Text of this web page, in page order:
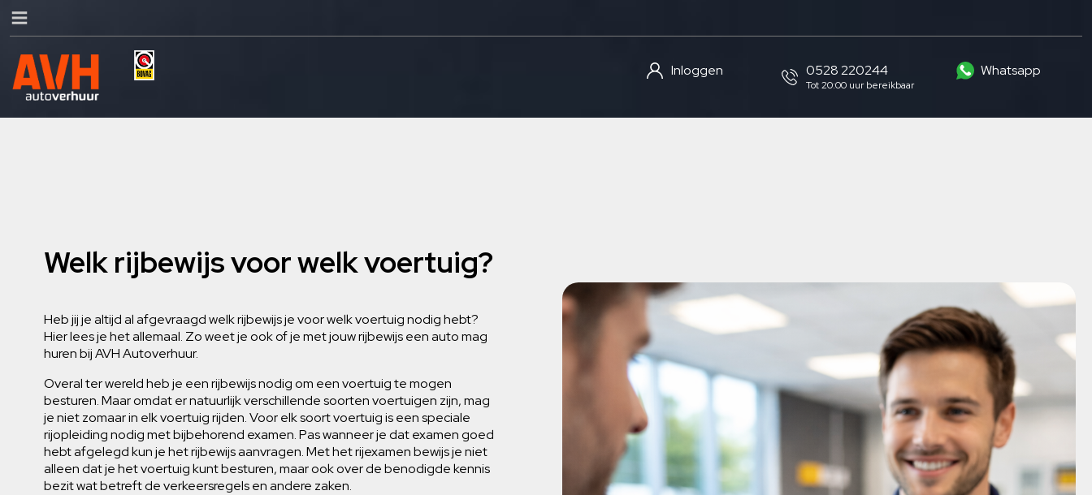
Whatsapp
0528 220244
Tot 20:00 uur bereikbaar
Inloggen
Welk rijbewijs voor welk voertuig?
Heb jij je altijd al afgevraagd welk rijbewijs je voor welk voertuig nodig hebt?
Hier lees je het allemaal. Zo weet je ook of je met jouw rijbewijs een auto mag
huren bij AVH Autoverhuur.
Overal ter wereld heb je een rijbewijs nodig om een voertuig te mogen
besturen. Maar omdat er natuurlijk verschillende soorten voertuigen zijn, mag
je niet zomaar in elk voertuig rijden. Voor elk soort voertuig is een speciale
rijopleiding nodig met bijbehorend examen. Pas wanneer je dat examen goed
hebt afgelegd kun je het rijbewijs aanvragen. Met het rijexamen bewijs je niet
alleen dat je het voertuig kunt besturen, maar ook over de benodigde kennis
bezit wat betreft de verkeersregels en andere zaken.